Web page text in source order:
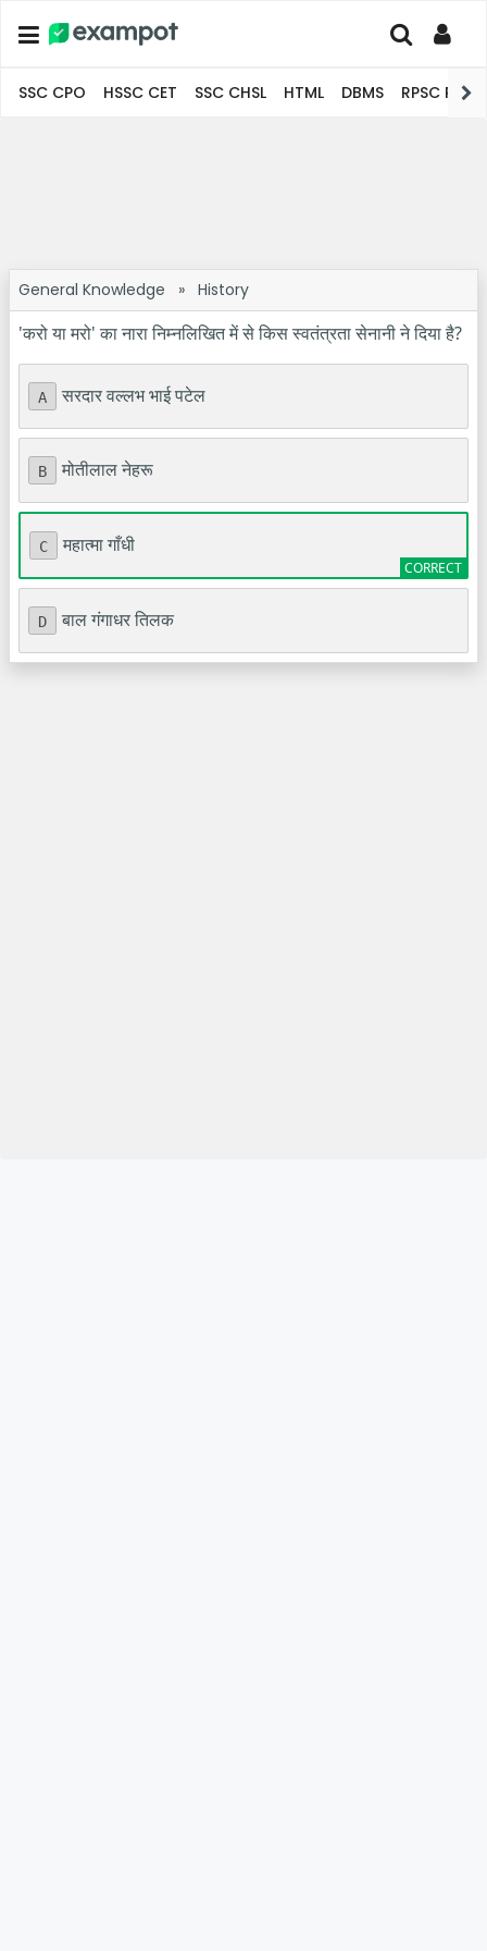
SSC CPO HSSC CET SSC CHSL HTML DBMS RPSC
General Knowledge » History
'करो या मरो' का नारा निम्नलिखित में से किस स्वतंत्रता सेनानी ने दिया है?
A सरदार वल्लभ भाई पटेल
B मोतीलाल नेहरू
C महात्मा गाँधी
D बाल गंगाधर तिलक